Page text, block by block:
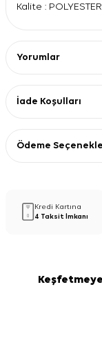
Kalite : POLYESTER
Yorumlar
İade Koşulları
Ödeme
Kredi Kartına
4 Taksit İmkanı